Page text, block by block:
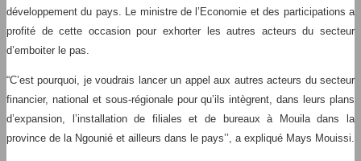
développement du pays. Le ministre de l’Economie et des participations a
profité de cette occasion pour exhorter les autres acteurs du secteur
d’emboiter le pas.
“C’est pourquoi, je voudrais lancer un appel aux autres acteurs du secteur
financier, national et sous-régionale pour qu’ils intègrent, dans leurs plans
d’expansion, l’installation de filiales et de bureaux à Mouila dans la
province de la Ngounié et ailleurs dans le pays’’, a expliqué Mays Mouissi.